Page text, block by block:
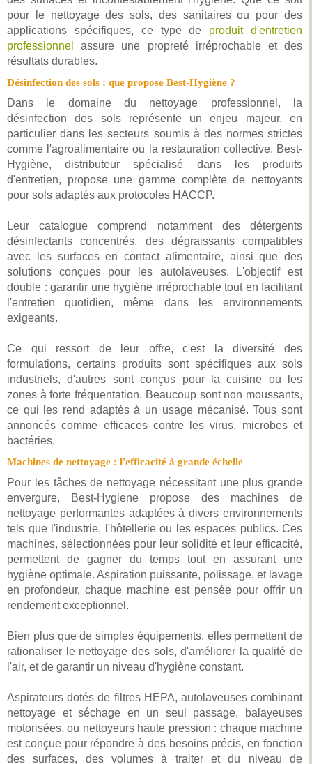
pour le nettoyage des sols, des sanitaires ou pour des
applications spécifiques, ce type de produit d'entretien
professionnel
assure une propreté irréprochable et des
résultats durables.
Désinfection des sols : que propose Best-Hygiène ?
Dans le domaine du nettoyage professionnel, la
désinfection des sols représente un enjeu majeur, en
particulier dans les secteurs soumis à des normes strictes
comme l'agroalimentaire ou la restauration collective. Best-
Hygiène, distributeur spécialisé dans les produits
d'entretien, propose une gamme complète de nettoyants
pour sols adaptés aux protocoles HACCP.
Leur catalogue comprend notamment des détergents
désinfectants concentrés, des dégraissants compatibles
avec les surfaces en contact alimentaire, ainsi que des
solutions conçues pour les autolaveuses. L'objectif est
double : garantir une hygiène irréprochable tout en facilitant
l'entretien quotidien, même dans les environnements
exigeants.
Ce qui ressort de leur offre, c'est la diversité des
formulations, certains produits sont spécifiques aux sols
industriels, d'autres sont conçus pour la cuisine ou les
zones à forte fréquentation. Beaucoup sont non moussants,
ce qui les rend adaptés à un usage mécanisé. Tous sont
annoncés comme efficaces contre les virus, microbes et
bactéries.
Machines de nettoyage : l'efficacité à grande échelle
Pour les tâches de nettoyage nécessitant une plus grande
envergure, Best-Hygiene propose des machines de
nettoyage performantes adaptées à divers environnements
tels que l'industrie, l'hôtellerie ou les espaces publics. Ces
machines, sélectionnées pour leur solidité et leur efficacité,
permettent de gagner du temps tout en assurant une
hygiène optimale. Aspiration puissante, polissage, et lavage
en profondeur, chaque machine est pensée pour offrir un
rendement exceptionnel.
Bien plus que de simples équipements, elles permettent de
rationaliser le nettoyage des sols, d'améliorer la qualité de
l'air, et de garantir un niveau d'hygiène constant.
Aspirateurs dotés de filtres HEPA, autolaveuses combinant
nettoyage et séchage en un seul passage, balayeuses
motorisées, ou nettoyeurs haute pression : chaque machine
est conçue pour répondre à des besoins précis, en fonction
des surfaces, des volumes à traiter et du niveau de